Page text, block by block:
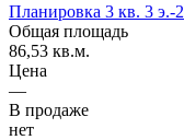
Планировка 3 кв. 3 э.-2
Общая площадь
86,53 кв.м.
Цена
—
В продаже
нет